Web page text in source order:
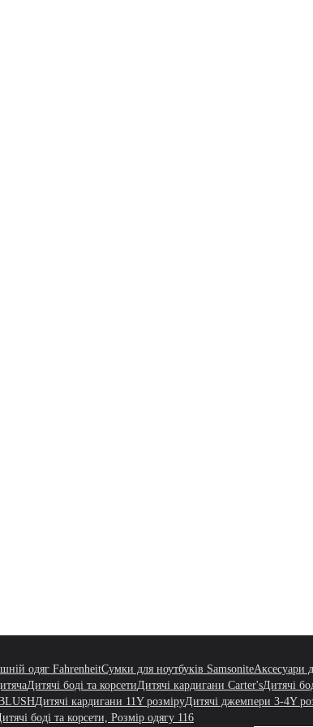
одяг FahrenheitСумки для ноутбуків SamsoniteАксесуари
Дитячі боді та корсетиДитячі кардигани Carter'sДитячі
Дитячі кардигани 11Y розміруДитячі джемпери 3-4Y
боді та корсети, Розмір одягу 116